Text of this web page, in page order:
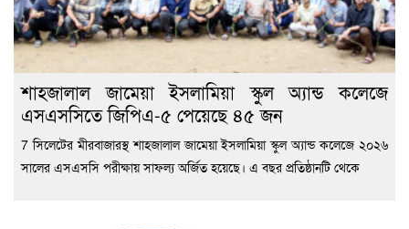
শাহজালাল জামেয়া ইসলামিয়া স্কুল অ্যান্ড কলেজে
এসএসসিতে জিপিএ-৫ পেয়েছে ৪৫ জন
7 সিলেটের মীরবাজারস্থ শাহজালাল জামেয়া ইসলামিয়া স্কুল অ্যান্ড কলেজে ২০২৬
সালের এসএসসি পরীক্ষায় সাফল্য অর্জিত হয়েছে। এ বছর প্রতিষ্ঠানটি থেকে